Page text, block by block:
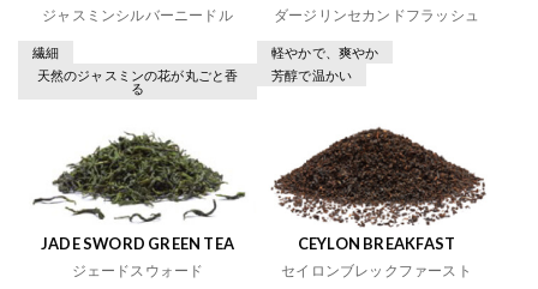
ジャスミンシルバーニードル
繊細
天然のジャスミンの花が丸ごと香
る
ダージリンセカンドフラッシュ
軽やかで、爽やか
芳醇で温かい
JADE SWORD GREEN TEA
ジェードスウォード
CEYLON BREAKFAST
セイロンブレックファースト